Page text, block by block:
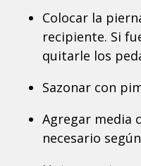
Colocar la
recipiente. Si
quitarle los
Sazonar con
Agregar media
necesario